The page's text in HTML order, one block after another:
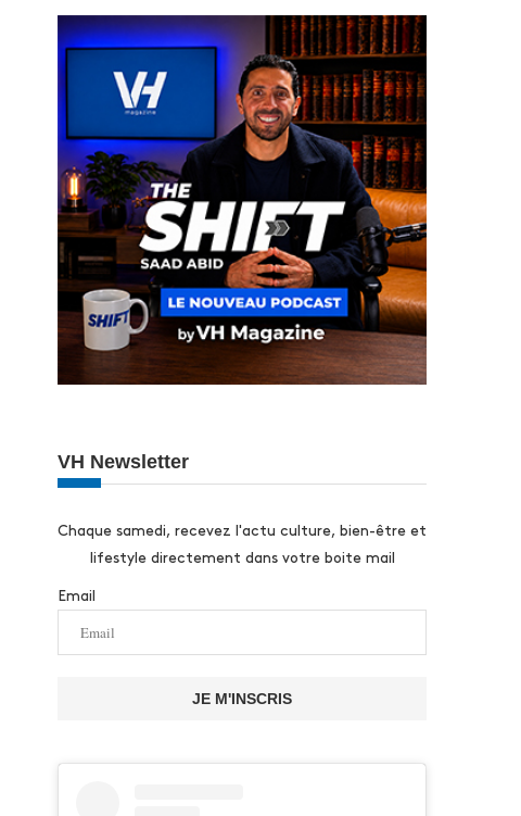
VH Newsletter
Chaque samedi, recevez l'actu culture, bien-être et
lifestyle directement dans votre boite mail
Email
JE M'INSCRIS